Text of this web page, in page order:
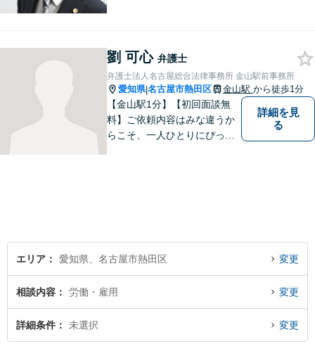
劉 可心 弁護士
弁護士法人名古屋総合法律事務所 金山駅前事務所
愛知県|名古屋市熱田区 金山駅 から徒歩1分
【金山駅1分】【初回面談無
料】ご依頼内容はみな違うか
らこそ、一人ひとりにぴった
対応可能】
詳細を見
る
エリア 愛知県、名古屋市熱田区 変更
相談内容 労働・雇用 変更
詳細条件 未選択 変更